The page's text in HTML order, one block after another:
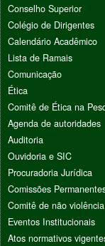
Conselho Superior
Colégio de Dirigentes
Calendário Acadêmico
Lista de Ramais
Comunicação
Ética
Comitê de Ética na
Agenda de autoridades
Auditoria
Ouvidoria e SIC
Procuradoria Jurídica
Comissões
Comitê de não violência
Eventos Institucionais
Atos normativos